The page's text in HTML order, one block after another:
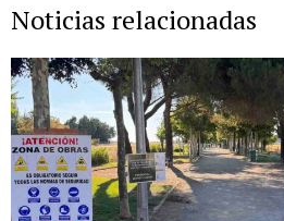
Noticias relacionadas